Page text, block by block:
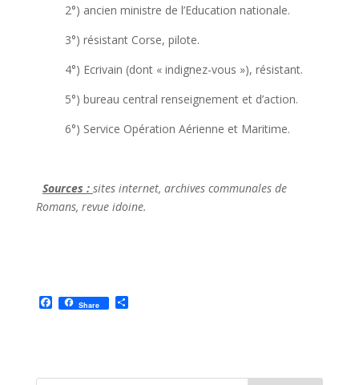
2°) ancien ministre de l’Education nationale.
3°) résistant Corse, pilote.
4°) Ecrivain (dont « indignez-vous »), résistant.
5°) bureau central renseignement et d’action.
6°) Service Opération Aérienne et Maritime.
Sources : sites internet, archives communales de
Romans, revue idoine.
F
a
o
Share P
e